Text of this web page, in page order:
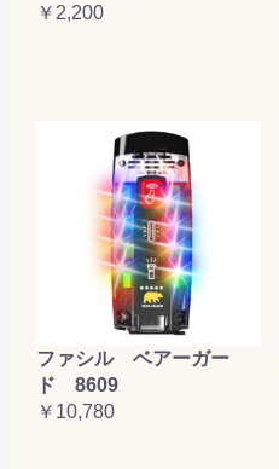
￥2,200
ファシル ベアーガー
ド 8609
￥10,780